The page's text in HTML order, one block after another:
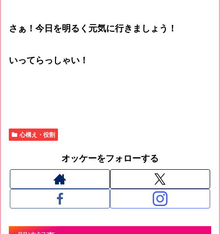
さぁ！今日を明るく元気に行きましょう！
いってらっしゃい！
心構え・役割
オッケーをフォローする